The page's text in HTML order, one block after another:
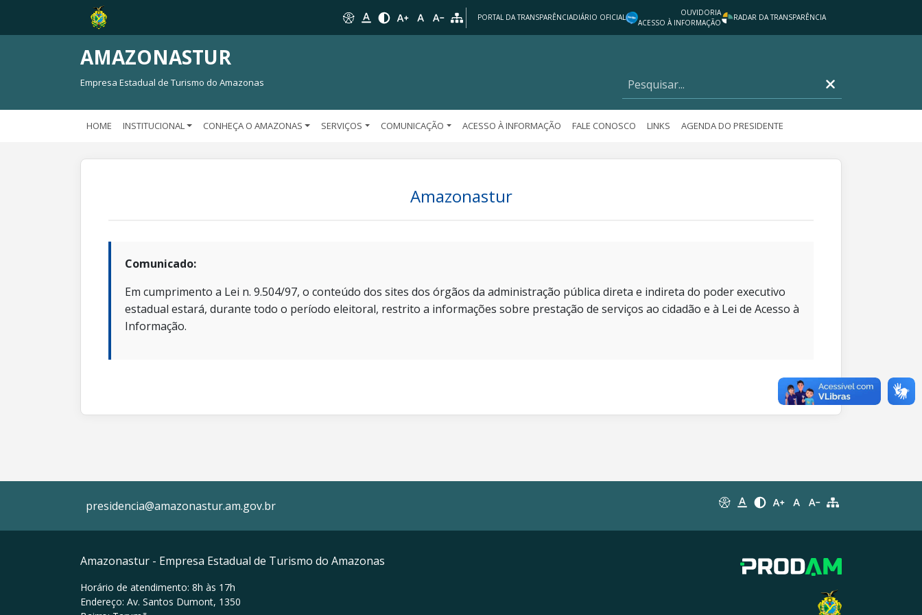
PORTAL DA TRANSPARÊNCIADIÁRIO OFICIAL
OUVIDORIA
ACESSO À INFORMAÇÃO
RADAR DA TRANSPARÊNCIA
AMAZONASTUR
Empresa Estadual de Turismo do Amazonas
HOME INSTITUCIONAL CONHEÇA O AMAZONAS SERVIÇOS COMUNICAÇÃO ACESSO À INFORMAÇÃO FALE CONOSCO LINKS AGENDA DO PRESIDENTE
Amazonastur
Comunicado:
Em cumprimento a Lei n. 9.504/97, o conteúdo dos sites dos órgãos da administração pública direta e indireta do poder executivo
estadual estará, durante todo o período eleitoral, restrito a informações sobre prestação de serviços ao cidadão e à Lei de Acesso à
Informação.
presidencia@amazonastur.am.gov.br
Amazonastur - Empresa Estadual de Turismo do Amazonas
Horário de atendimento: 8h às 17h
Endereço: Av. Santos Dumont, 1350